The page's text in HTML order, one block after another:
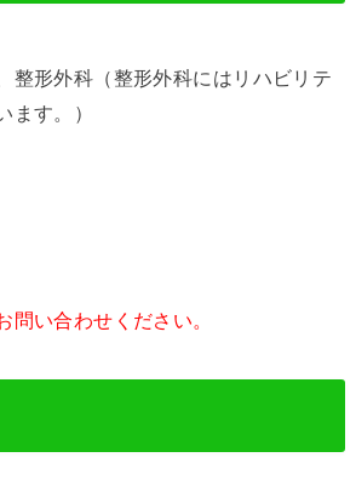
整形外科（整形外科にはリハビリテ
ます。）
い合わせください。